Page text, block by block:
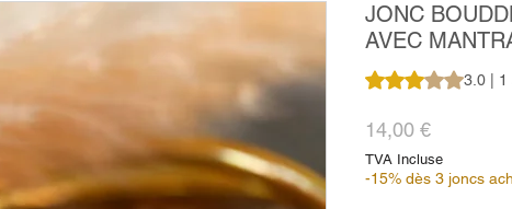
JONC
AVEC
La note est de 3.0
3.0 | 1
14,00 €Prix
TVA Incluse
-15% dès 3 joncs